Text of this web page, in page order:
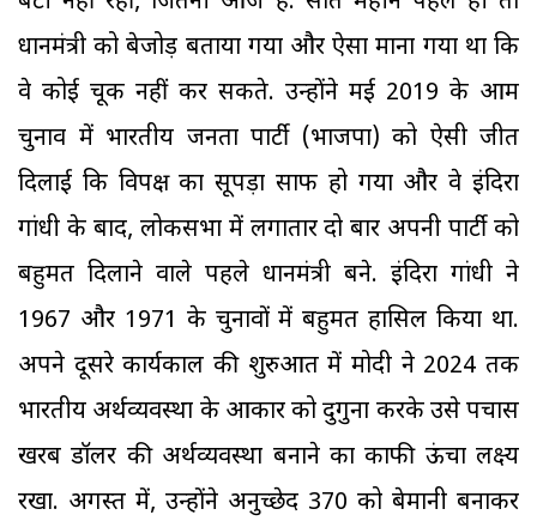
प्रधानमंत्री को बेजोड़ बताया गया और ऐसा माना गया था कि
वे कोई चूक नहीं कर सकते. उन्होंने मई 2019 के आम
चुनाव में भारतीय जनता पार्टी (भाजपा) को ऐसी जीत
दिलाई कि विपक्ष का सूपड़ा साफ हो गया और वे इंदिरा
गांधी के बाद, लोकसभा में लगातार दो बार अपनी पार्टी को
बहुमत दिलाने वाले पहले प्रधानमंत्री बने. इंदिरा गांधी ने
1967 और 1971 के चुनावों में बहुमत हासिल किया था.
अपने दूसरे कार्यकाल की शुरुआत में मोदी ने 2024 तक
भारतीय अर्थव्यवस्था के आकार को दुगुना करके उसे पचास
खरब डॉलर की अर्थव्यवस्था बनाने का काफी ऊंचा लक्ष्य
रखा. अगस्त में, उन्होंने अनुच्छेद 370 को बेमानी बनाकर